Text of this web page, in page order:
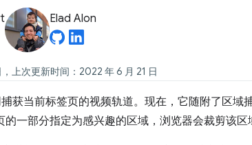
Elad Alon
上次更新时间：2022 年 6 月 21 日
获当前标签页的视频轨道。现在，它随附了区域
一部分指定为感兴趣的区域，浏览器会裁剪该区